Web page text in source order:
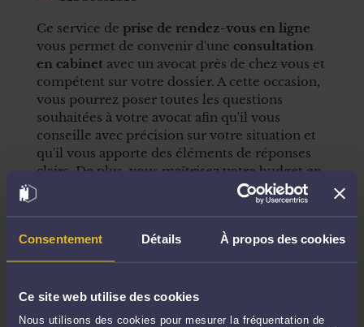
Consentement Détails À propos des cookies
Ce site web utilise des cookies
Nous utilisons des cookies pour mesurer la fréquentation de
Ce service de prise de rendez-vous en ligne
vous permet de convenir d'une consultation
en cabinet avec un avocat près de chez vous et
compétent sur votre dossier. A cette occasion,
vous pourrez poser toutes les questions
souhaitées à votre avocat afin qu'il vous
conseille avec précision sur votre situation et
qu'il vous apporte des éléments de réponses
clairs. De plus, vous maîtrisez votre budget en
réglant votre consultation en avance à un prix
Comment ça marche ?
1 Choisissez votre avocat